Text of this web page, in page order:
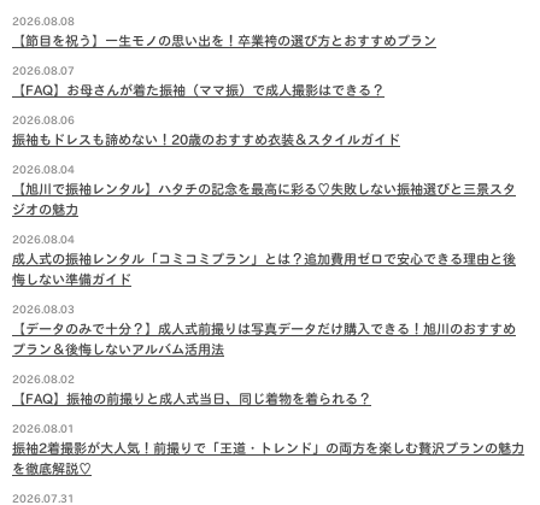
2026.08.08
【節目を祝う】一生モノの思い出を！卒業袴の選び方とおすすめプラン
2026.08.07
【FAQ】お母さんが着た振袖（ママ振）で成人撮影はできる？
2026.08.06
振袖もドレスも諦めない！20歳のおすすめ衣装＆スタイルガイド
2026.08.04
【旭川で振袖レンタル】ハタチの記念を最高に彩る♡失敗しない振袖選びと三景スタ
ジオの魅力
2026.08.04
成人式の振袖レンタル「コミコミプラン」とは？追加費用ゼロで安心できる理由と後
悔しない準備ガイド
2026.08.03
【データのみで十分？】成人式前撮りは写真データだけ購入できる！旭川のおすすめ
プラン＆後悔しないアルバム活用法
2026.08.02
【FAQ】振袖の前撮りと成人式当日、同じ着物を着られる？
2026.08.01
振袖2着撮影が大人気！前撮りで「王道・トレンド」の両方を楽しむ贅沢プランの魅力
を徹底解説♡
2026.07.31